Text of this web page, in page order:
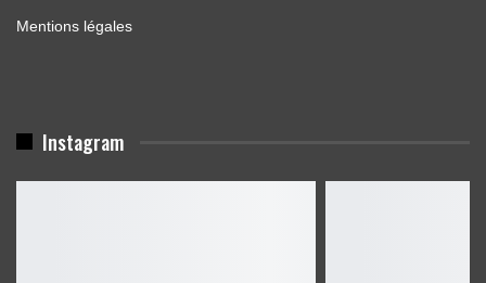
Mentions légales
Instagram